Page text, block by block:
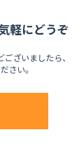
軽にどうぞ
ざいましたら、
さい。